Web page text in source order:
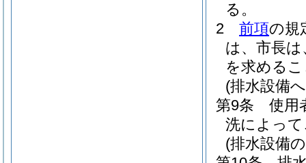
る。
2
前項の規
は、市長
を求める
(排水設備
第9条
使用
洗によっ
(排水設備